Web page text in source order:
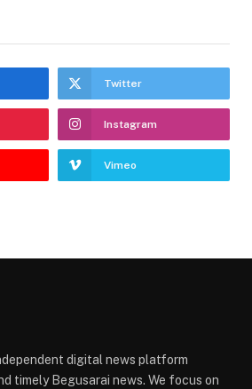
Twitter
Instagram
Vimeo
digital news platform
timely Begusarai news. We focus on